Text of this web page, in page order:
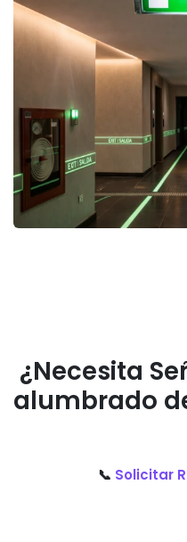
¿Necesita
alumbrado
📞 Solicitar